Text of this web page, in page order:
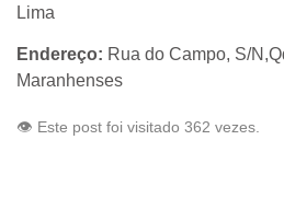
Lima
Endereço: Rua do Campo, S/
Maranhenses
👁️ Este post foi visitado 362 vezes.